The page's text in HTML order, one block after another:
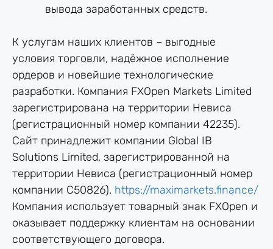
вывода заработанных средств.
К услугам наших клиентов – выгодные
условия торговли, надёжное исполнение
ордеров и новейшие технологические
разработки. Компания FXOpen Markets Limited
зарегиcтрирована на территории Невиса
(регистрационный номер компании 42235).
Сайт принадлежит компании Global IB
Solutions Limited, зарегистрированной на
территории Невиса (регистрационный номер
компании C50826). https://maximarkets.finance/
Компания использует товарный знак FXOpen и
оказывает поддержку клиентам на основании
соответствующего договора.